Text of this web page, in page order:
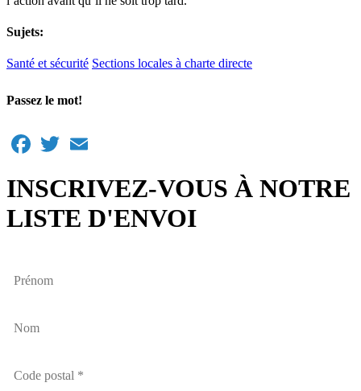
Sujets:
Santé et sécurité Sections locales à charte directe
Passez le mot!
Facebook
Twitter
INSCRIVEZ-VOUS À NOTRE
LISTE D'ENVOI